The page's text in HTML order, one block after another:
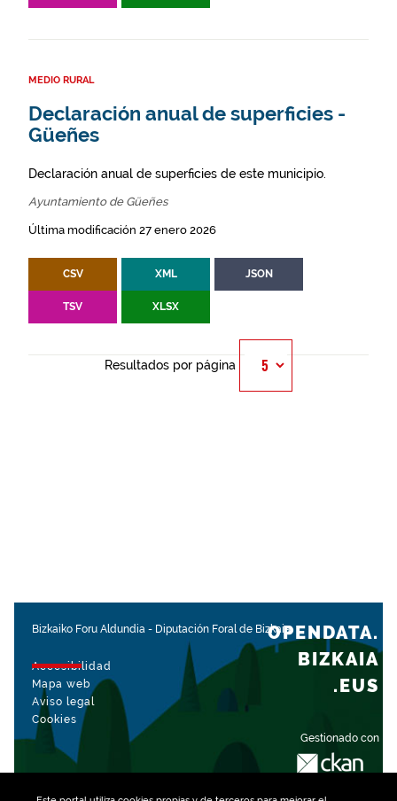
MEDIO RURAL
Declaración anual de superficies -
Güeñes
Declaración anual de superficies de este municipio.
Ayuntamiento de Güeñes
Última modificación 27 enero 2026
CSV XML JSON
TSV XLSX
Resultados por página
Bizkaiko Foru Aldundia - Diputación Foral de Bizkaia
Accesibilidad
Mapa web
Aviso legal
Cookies
Gestionado con
OPENDATA.
BIZKAIA
.EUS